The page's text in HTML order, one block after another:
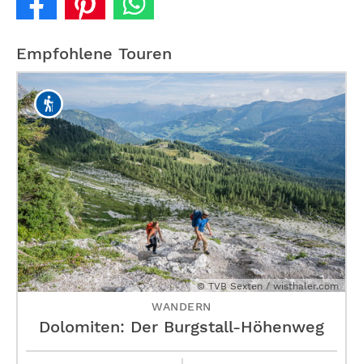
Empfohlene Touren
© TVB Sexten / wisthaler.com
WANDERN
Dolomiten: Der Burgstall-Höhenweg